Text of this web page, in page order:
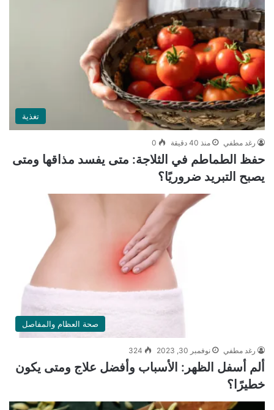
تغذية
رغد مطفي منذ 40 دقيقة 0
حفظ الطماطم في الثلاجة: متى يفسد مذاقها ومتى
يصبح التبريد ضروريًا؟
صحة العظام والمفاصل
رغد مطفي نوفمبر 30, 2023 324
ألم أسفل الظهر: الأسباب وأفضل علاج ومتى يكون
خطيرًا؟